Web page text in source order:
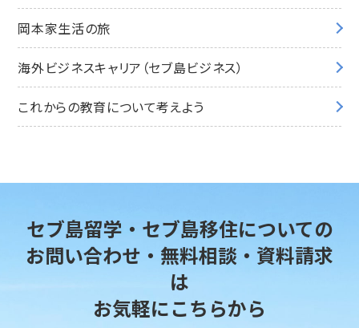
岡本家生活の旅
海外ビジネスキャリア（セブ島ビジネス）
これからの教育について考えよう
セブ島留学・セブ島移住についての
お問い合わせ・無料相談・資料請求
は
お気軽にこちらから